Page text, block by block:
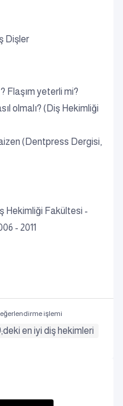
Dişler
Flaşım yeterli mi?
olmalı? (Diş Hekimliği
(Dentpress Dergisi,
Hekimliği Fakültesi -
- 2011
işlemi
en iyi diş hekimleri